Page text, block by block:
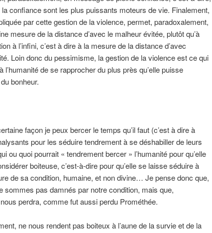
confiance sont les plus puissants moteurs de vie. Finalement,
par cette gestion de la violence, permet, paradoxalement,
mesure de la distance d’avec le malheur évitée, plutôt qu’à
à l’infini, c’est à dire à la mesure de la distance d’avec
Loin donc du pessimisme, la gestion de la violence est ce qui
de se rapprocher du plus près qu’elle puisse
bonheur.
façon je peux bercer le temps qu’il faut (c’est à dire à
pour les séduire tendrement à se déshabiller de leurs
ou quoi pourrait « tendrement bercer » l’humanité pour qu’elle
boiteuse, c’est-à-dire pour qu’elle se laisse séduire à
de sa condition, humaine, et non divine… Je pense donc que,
sommes pas damnés par notre condition, mais que,
perdra, comme fut aussi perdu Prométhée.
ne nous rendent pas boiteux à l’aune de la survie et de la